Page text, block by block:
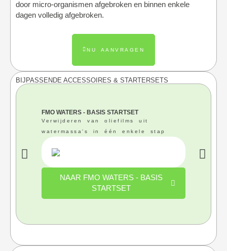
door micro-organismen afgebroken en binnen enkele
dagen volledig afgebroken.
NU AANVRAGEN
BIJPASSENDE ACCESSOIRES & STARTERSETS
FMO WATERS - BASIS STARTSET
Verwijderen van oliefilms uit
watermassa's in één enkele stap
NAAR FMO WATERS - BASIS
STARTSET